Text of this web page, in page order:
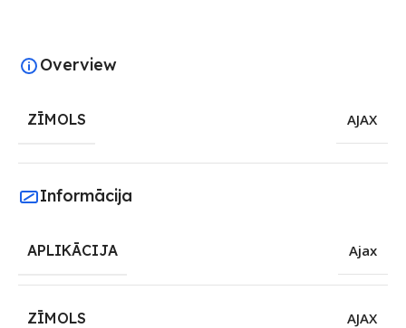
Overview
ZĪMOLS AJAX
Informācija
APLIKĀCIJA Ajax
ZĪMOLS AJAX